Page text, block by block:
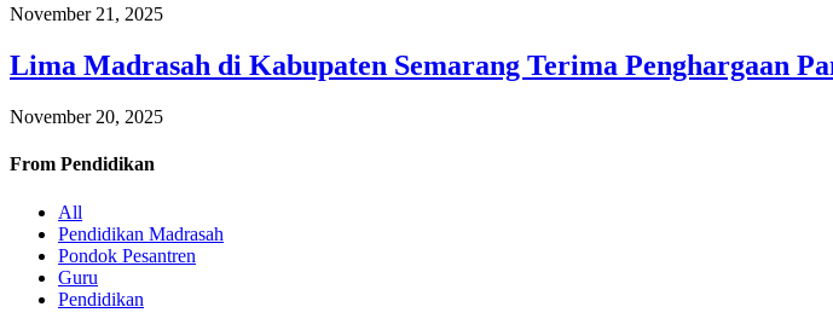
November 21, 2025
Lima Madrasah di Kabupaten Semarang Terima Penghargaan
November 20, 2025
From Pendidikan
All
Pendidikan Madrasah
Pondok Pesantren
Guru
Pendidikan